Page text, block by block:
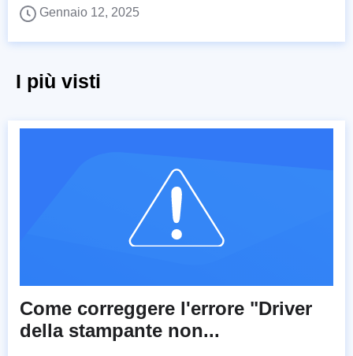
Gennaio 12, 2025
I più visti
Come correggere l'errore "Driver
della stampante non...